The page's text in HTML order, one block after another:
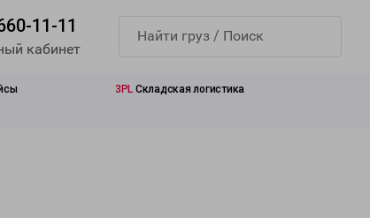
11-11
кабинет
3PL Складская логистика